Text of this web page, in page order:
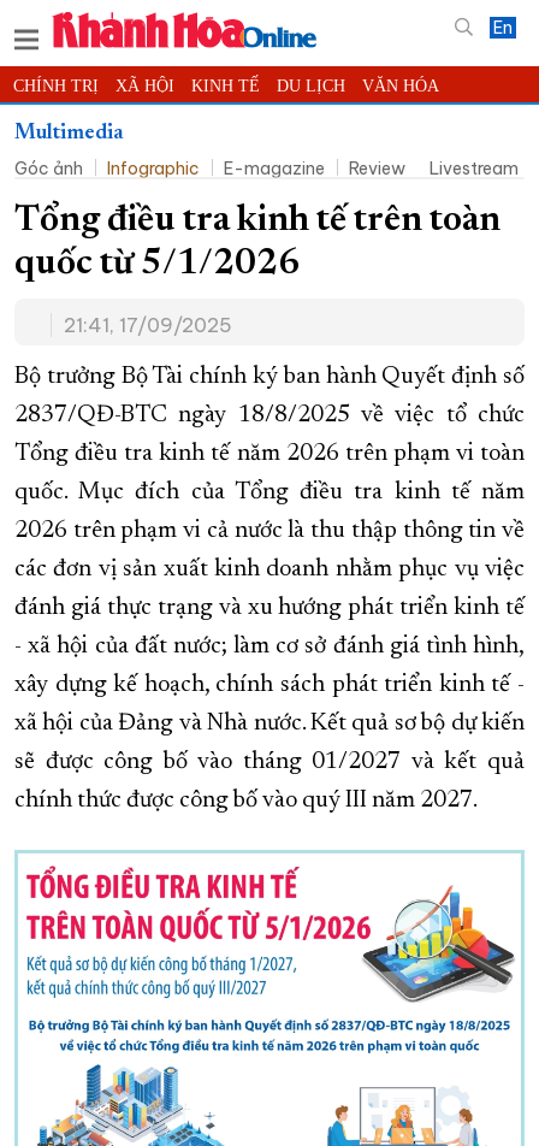
En
CHÍNH TRỊ XÃ HỘI KINH TẾ DU LỊCH VĂN HÓA
THỂ THAO ĐỜI SỐNG
KHOA HỌC - CÔNG NGHỆ PHÁP LUẬT BẠN ĐỌC PHÓNG SỰ
THẾ GIỚI MULTIMEDIA VIDEO ĐỌC BÁO ONLINE
PODCAST THÔNG TIN - QUẢNG CÁO
TRƯỜNG SA BIỂN ĐẢO QUÊ HƯƠNG
CHUNG TAY CẢI CÁCH HÀNH CHÍNH
XÂY DỰNG NÔNG THÔN MỚI LỊCH CẮT ĐIỆN
TÀU - XE - MÁY BAY
KỶ NIỆM 370 NĂM XÂY DỰNG VÀ PHÁT TRIỂN TỈNH KHÁNH HÒA
KHOẢNH KHẮC ĐẸP XỨ TRẦM
XÂY DỰNG KHÁNH HÒA TRỞ THÀNH THÀNH PHỐ TRỰC THUỘC
ĐẠI HỘI ĐẢNG CÁC CẤP TRANG CHỦ VỀ BÁO KHÁNH HÒA
Multimedia
Góc ảnh
Infographic E-magazine Review Livestream
Tổng điều tra kinh tế trên toàn
quốc từ 5/1/2026
21:41, 17/09/2025
Bộ trưởng Bộ Tài chính ký ban hành Quyết định số
2837/QĐ-BTC ngày 18/8/2025 về việc tổ chức
Tổng điều tra kinh tế năm 2026 trên phạm vi toàn
quốc. Mục đích của Tổng điều tra kinh tế năm
2026 trên phạm vi cả nước là thu thập thông tin về
các đơn vị sản xuất kinh doanh nhằm phục vụ việc
đánh giá thực trạng và xu hướng phát triển kinh tế
- xã hội của đất nước; làm cơ sở đánh giá tình hình,
xây dựng kế hoạch, chính sách phát triển kinh tế -
xã hội của Đảng và Nhà nước. Kết quả sơ bộ dự kiến
sẽ được công bố vào tháng 01/2027 và kết quả
chính thức được công bố vào quý III năm 2027.